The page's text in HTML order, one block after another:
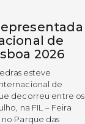
de
2026
esteve
de
decorreu entre os
na FIL – Feira
Parque das